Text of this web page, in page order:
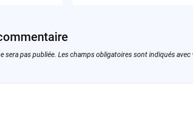
sera pas publiée. Les champs obligatoires sont indiqués avec